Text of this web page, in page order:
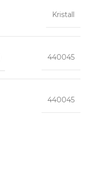
Kristall
440045
440045